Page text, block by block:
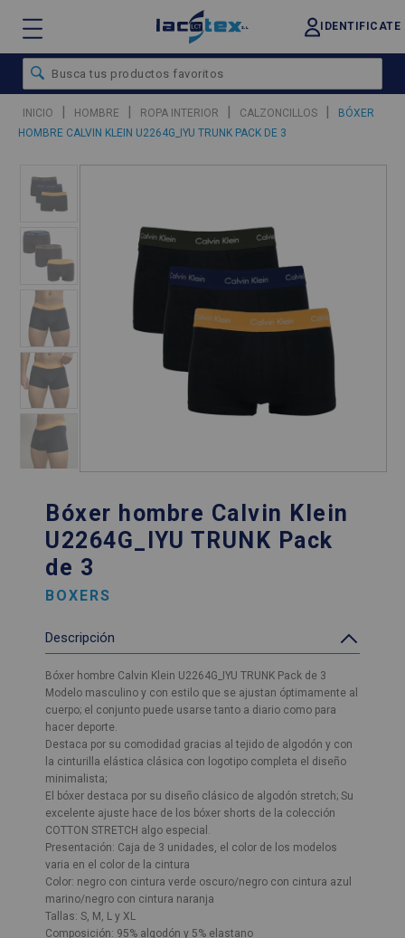
IDENTIFICATE
INICIO | HOMBRE | ROPA INTERIOR | CALZONCILLOS |
BÓXER
HOMBRE CALVIN KLEIN U2264G_IYU TRUNK PACK DE 3
Bóxer hombre Calvin Klein
U2264G_IYU TRUNK Pack
de 3
BOXERS
Descripción
Bóxer hombre Calvin Klein U2264G_IYU TRUNK Pack de 3
Modelo masculino y con estilo que se ajustan óptimamente al
cuerpo; el conjunto puede usarse tanto a diario como para
hacer deporte.
Destaca por su comodidad gracias al tejido de algodón y con
la cinturilla elástica clásica con logotipo completa el diseño
minimalista;
El bóxer destaca por su diseño clásico de algodón stretch; Su
excelente ajuste hace de los bóxer shorts de la colección
COTTON STRETCH algo especial.
Presentación: Caja de 3 unidades, el color de los modelos
varia en el color de la cintura
Color: negro con cintura verde oscuro/negro con cintura azul
marino/negro con cintura naranja
Tallas: S, M, L y XL
Composición: 95% algodón y 5% elastano